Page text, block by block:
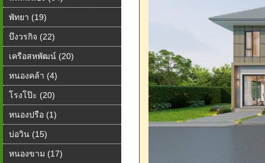
พัทยา (19)
บึงวรกิจ (22)
เครือสหพัฒน์ (20)
หนองคล้า (4)
โรงโป๊ะ (20)
หนองปรือ (1)
บ่อวิน (15)
หนองขาม (17)